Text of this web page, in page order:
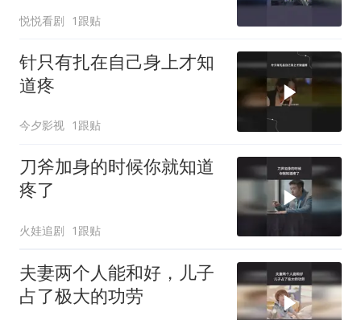
悦悦看剧 1跟贴
针只有扎在自己身上才知
道疼
今夕影视 1跟贴
刀斧加身的时候你就知道
疼了
火娃追剧 1跟贴
夫妻两个人能和好，儿子
占了极大的功劳